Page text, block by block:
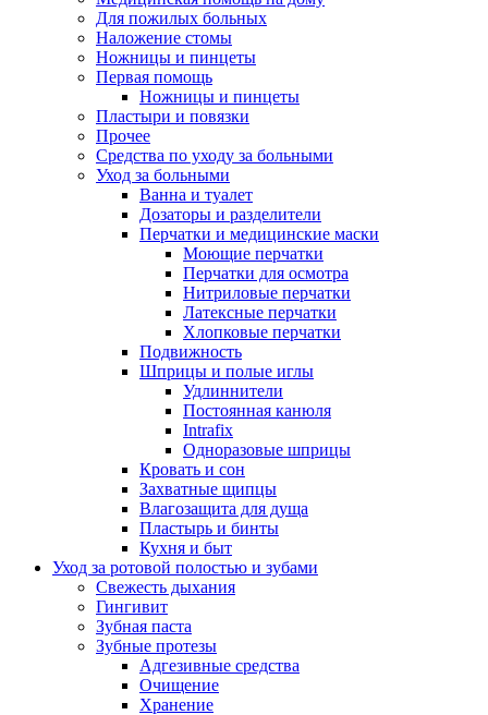
Для пожилых больных
Наложение стомы
Ножницы и пинцеты
Первая помощь
Ножницы и пинцеты
Пластыри и повязки
Прочее
Средства по уходу за больными
Уход за больными
Ванна и туалет
Дозаторы и разделители
Перчатки и медицинские маски
Моющие перчатки
Перчатки для осмотра
Нитриловые перчатки
Латексные перчатки
Хлопковые перчатки
Подвижность
Шприцы и полые иглы
Удлиннители
Постоянная канюля
Intrafix
Одноразовые шприцы
Кровать и сон
Захватные щипцы
Влагозащита для дуща
Пластырь и бинты
Кухня и быт
Уход за ротовой полостью и зубами
Свежесть дыхания
Гингивит
Зубная паста
Зубные протезы
Адгезивные средства
Очищение
Хранение